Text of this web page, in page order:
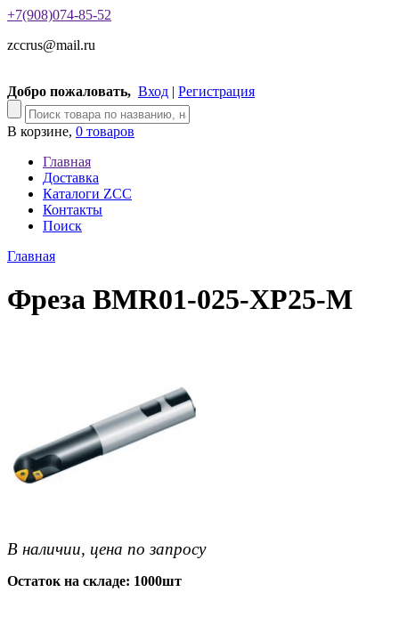
+7(908)074-85-52
zccrus@mail.ru
Добро пожаловать, Вход | Регистрация
В корзине, 0 товаров
Главная
Доставка
Каталоги ZCC
Контакты
Поиск
Главная
Фреза BMR01-025-XP25-M
В наличии, цена по запросу
Остаток на складе: 1000шт